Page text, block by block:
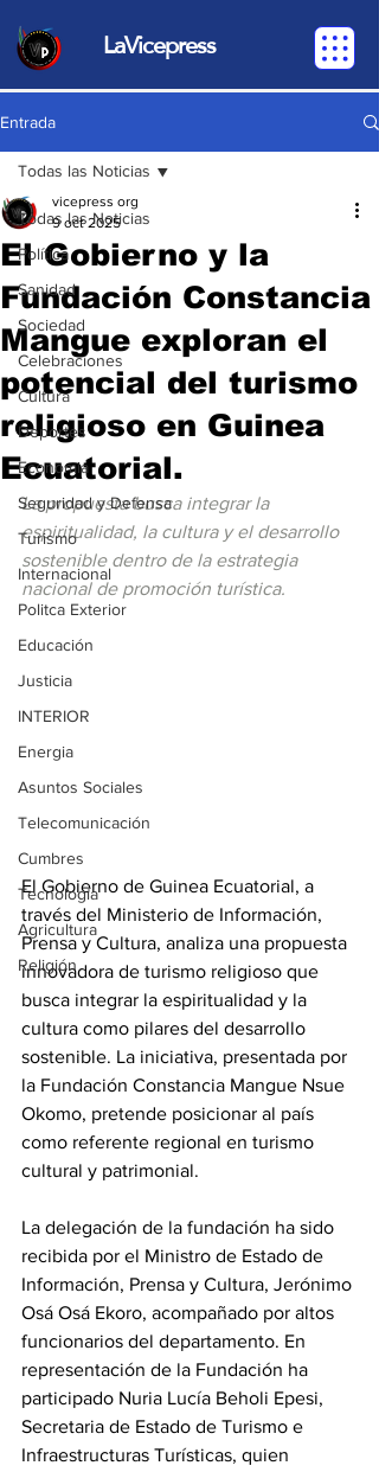
LaVicepress
Entrada
Todas las Noticias
Política
Sanidad
Sociedad
Celebraciones
Cultura
Deportes
Economia
Seguridad y Defensa
Turismo
Internacional
Politca Exterior
Educación
Justicia
INTERIOR
Energia
Asuntos Sociales
Telecomunicación
Cumbres
Tecnología
Agricultura
Religión
Todas las Noticias
El Gobierno y la
Fundación Constancia
Mangue exploran el
potencial del turismo
religioso en Guinea
Ecuatorial.
vicepress org
9 oct 2025
La propuesta busca integrar la
espiritualidad, la cultura y el desarrollo
sostenible dentro de la estrategia
nacional de promoción turística.
El Gobierno de Guinea Ecuatorial, a
través del Ministerio de Información,
Prensa y Cultura, analiza una propuesta
innovadora de turismo religioso que
busca integrar la espiritualidad y la
cultura como pilares del desarrollo
sostenible. La iniciativa, presentada por
la Fundación Constancia Mangue Nsue
Okomo, pretende posicionar al país
como referente regional en turismo
cultural y patrimonial.
La delegación de la fundación ha sido
recibida por el Ministro de Estado de
Información, Prensa y Cultura, Jerónimo
Osá Osá Ekoro, acompañado por altos
funcionarios del departamento. En
representación de la Fundación ha
participado Nuria Lucía Beholi Epesi,
Secretaria de Estado de Turismo e
Infraestructuras Turísticas, quien